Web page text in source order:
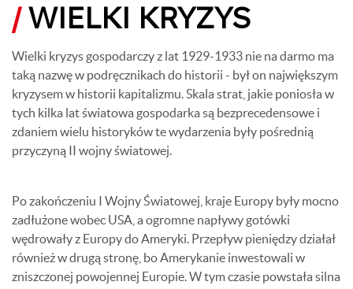
/WIELKI KRYZYS
Wielki kryzys gospodarczy z lat 1929-1933 nie na darmo ma
taką nazwę w podręcznikach do historii - był on największym
kryzysem w historii kapitalizmu. Skala strat, jakie poniosła w
tych kilka lat światowa gospodarka są bezprecedensowe i
zdaniem wielu historyków te wydarzenia były pośrednią
przyczyną II wojny światowej.
Po zakończeniu I Wojny Światowej, kraje Europy były mocno
zadłużone wobec USA, a ogromne napływy gotówki
wędrowały z Europy do Ameryki. Przepływ pieniędzy działał
również w drugą stronę, bo Amerykanie inwestowali w
zniszczonej powojennej Europie. W tym czasie powstała silna